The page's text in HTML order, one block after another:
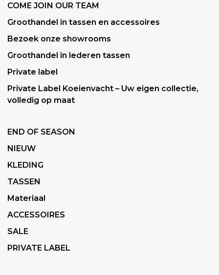
COME JOIN OUR TEAM
Groothandel in tassen en accessoires
Bezoek onze showrooms
Groothandel in lederen tassen
Private label
Private Label Koeienvacht – Uw eigen collectie,
volledig op maat
END OF SEASON
NIEUW
KLEDING
TASSEN
Materiaal
ACCESSOIRES
SALE
PRIVATE LABEL